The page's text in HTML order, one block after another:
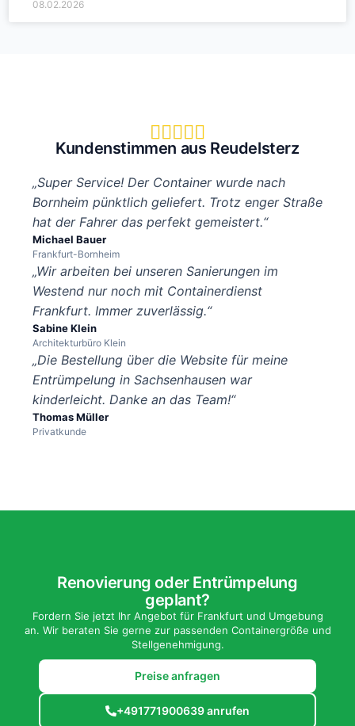
08.02.2026
    
Kundenstimmen aus Reudelsterz
„Super Service! Der Container wurde nach
Bornheim pünktlich geliefert. Trotz enger Straße
hat der Fahrer das perfekt gemeistert.“
Michael Bauer
Frankfurt-Bornheim
„Wir arbeiten bei unseren Sanierungen im
Westend nur noch mit Containerdienst
Frankfurt. Immer zuverlässig.“
Sabine Klein
Architekturbüro Klein
„Die Bestellung über die Website für meine
Entrümpelung in Sachsenhausen war
kinderleicht. Danke an das Team!“
Thomas Müller
Privatkunde
Renovierung oder Entrümpelung
geplant?
Fordern Sie jetzt Ihr Angebot für Frankfurt und Umgebung
an. Wir beraten Sie gerne zur passenden Containergröße und
Stellgenehmigung.
Preise anfragen
+491771900639 anrufen